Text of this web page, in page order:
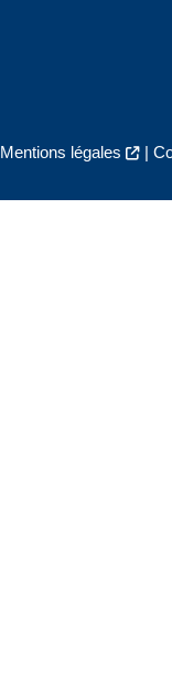
Mentions légales |